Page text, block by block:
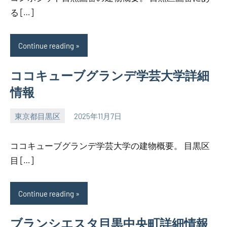
る […]
Continue reading
ココキューブグランデ学芸大学詳細
情報
東京都目黒区 2025年11月7日
SEZIMO
ココキューブグランデ学芸大学の建物概要。 目黒区
目 […]
Continue reading
ブランシエスタ目黒中央町詳細情報